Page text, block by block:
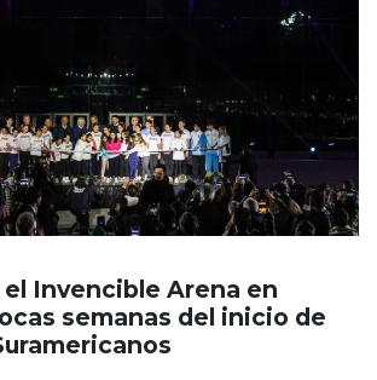
el Invencible Arena en
semanas del inicio de